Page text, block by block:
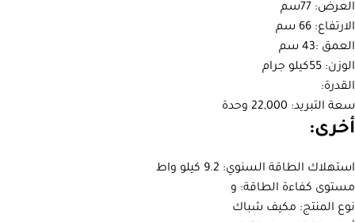
العرض: 77سم
الارتفاع: 66 سم
العمق :43 سم
الوزن: 55كيلو جرام
القدرة:
سعة التبريد: 22,000 وحدة
أخرى:
استهلاك الطاقة السنوي: 9.2 كيلو واط
مستوى كفاءة الطاقة: و
نوع المنتج: مكيف شباك